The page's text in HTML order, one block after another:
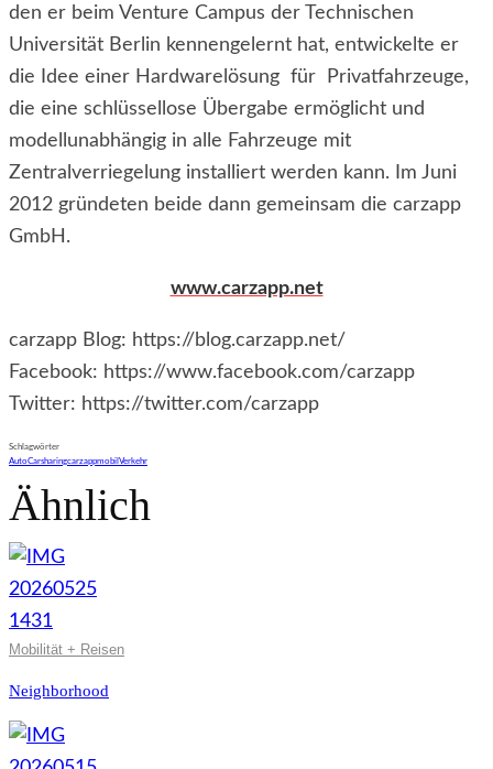
den er beim Venture Campus der Technischen
Universität Berlin kennengelernt hat, entwickelte er
die Idee einer Hardwarelösung für Privatfahrzeuge,
die eine schlüssellose Übergabe ermöglicht und
modellunabhängig in alle Fahrzeuge mit
Zentralverriegelung installiert werden kann. Im Juni
2012 gründeten beide dann gemeinsam die carzapp
GmbH.
www.carzapp.net
carzapp Blog: https://blog.carzapp.net/
Facebook: https://www.facebook.com/carzapp
Twitter: https://twitter.com/carzapp
Schlagwörter
AutoCarsharingcarzappmobil Verkehr
Ähnlich
Mobilität + Reisen
Neighborhood